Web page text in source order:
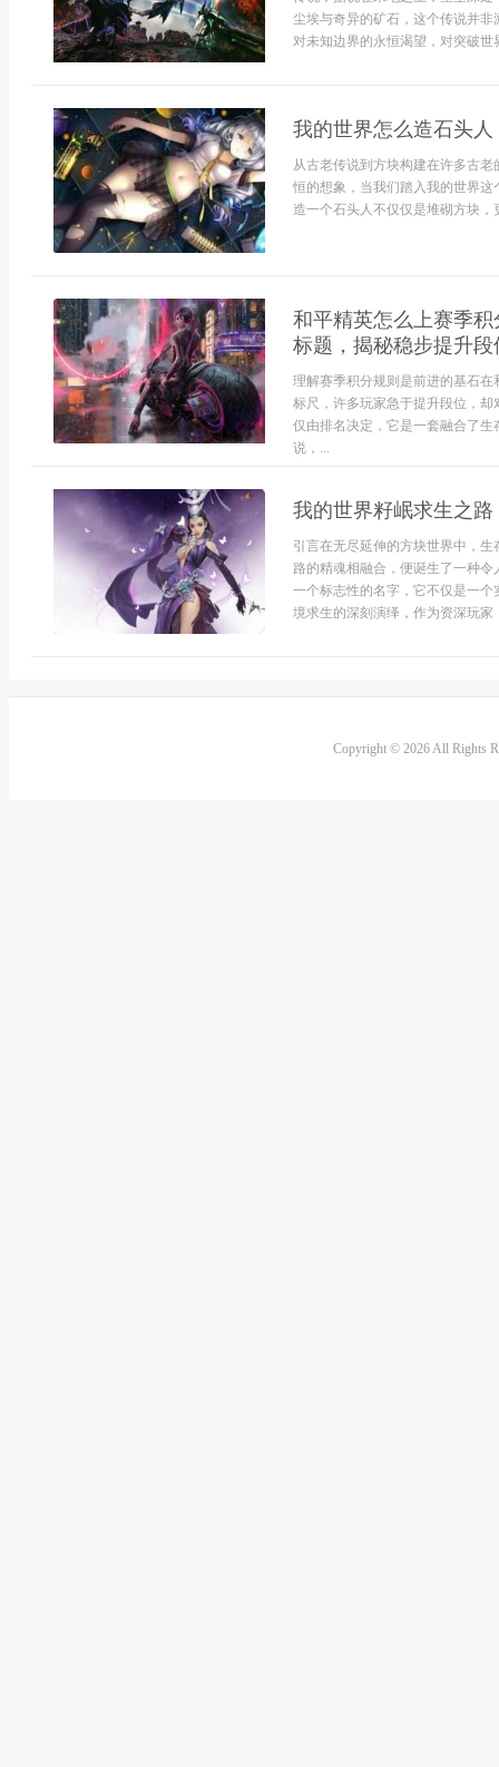
尘埃与奇异的矿石，这个传说并
对未知边界的永恒渴望，对突破
我的世界怎么造石头
从古老传说到方块构建在许多古
恒的想象，当我们踏入我的世界
造一个石头人不仅仅是堆砌方块
和平精英怎么上赛季
标题，揭秘稳步提升
理解赛季积分规则是前进的基石
标尺，许多玩家急于提升段位，
仅由排名决定，它是一套融合了
说，...
我的世界籽岷求生之
引言在无尽延伸的方块世界中，
路的精魂相融合，便诞生了一种
一个标志性的名字，它不仅是一
境求生的深刻演绎，作为资深玩家
Copyright © 2026 All Rights